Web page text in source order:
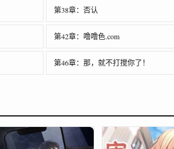
第38章：否认
第42章：噜噜色.com
第46章：那，就不打搅你了！